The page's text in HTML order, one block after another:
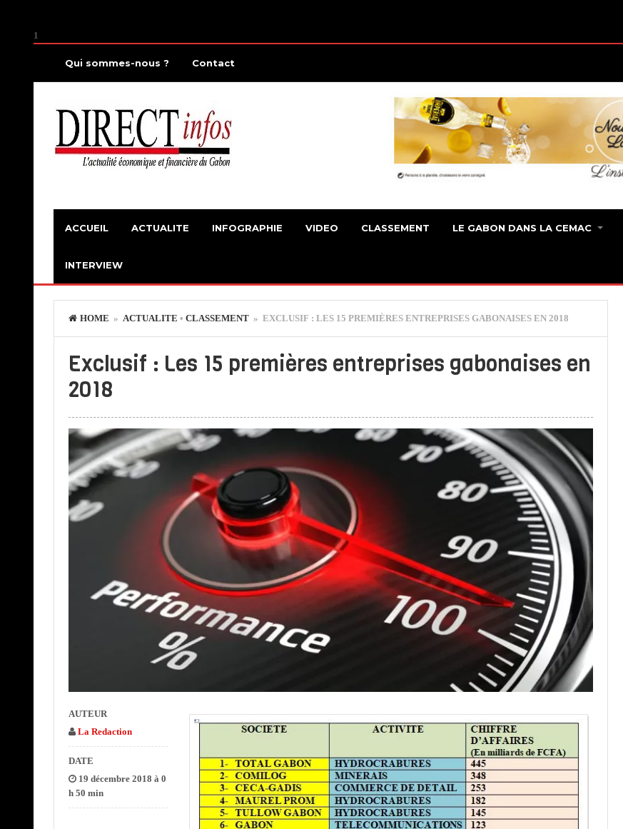
1
Qui sommes-nous ? Contact
ACCUEIL ACTUALITE INFOGRAPHIE VIDEO CLASSEMENT LE GABON DANS LA CEMAC
INTERVIEW
HOME » ACTUALITE • CLASSEMENT» EXCLUSIF : LES 15 PREMIÈRES ENTREPRISES GABONAISES EN 2018
Exclusif : Les 15 premières entreprises gabonaises en
2018
AUTEUR
La Redaction
DATE
19 décembre 2018 à 0
h 50 min